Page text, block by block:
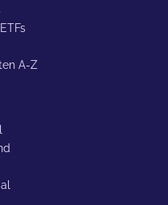
A-Z